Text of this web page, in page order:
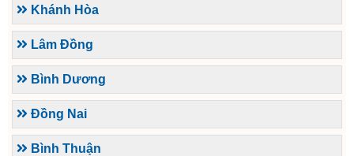
Khánh Hòa
Lâm Đồng
Bình Dương
Đồng Nai
Bình Thuận